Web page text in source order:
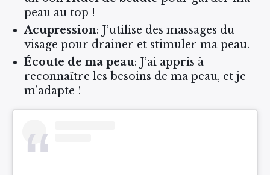
peau au top !
Acupression: J’utilise des massages du
visage pour drainer et stimuler ma peau.
Écoute de ma peau: J’ai appris à
reconnaître les besoins de ma peau, et je
m’adapte !